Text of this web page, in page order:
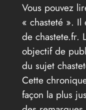
Vous pouvez
« chasteté ».
de chastete.fr.
objectif de
du sujet
Cette
façon la plus